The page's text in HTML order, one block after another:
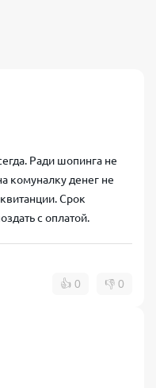
Ради шопинга не
комуналку денег не
Срок
с оплатой.
👍 0 👎 0